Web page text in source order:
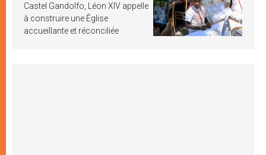
Castel Gandolfo, Léon XIV appelle
à construire une Église
accueillante et réconciliée